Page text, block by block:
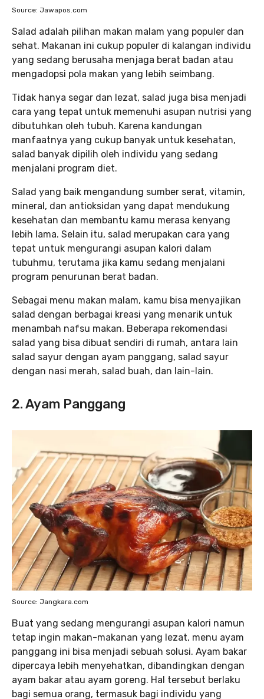
Source: Jawapos.com
Salad adalah pilihan makan malam yang populer dan
sehat. Makanan ini cukup populer di kalangan individu
yang sedang berusaha menjaga berat badan atau
mengadopsi pola makan yang lebih seimbang.
Tidak hanya segar dan lezat, salad juga bisa menjadi
cara yang tepat untuk memenuhi asupan nutrisi yang
dibutuhkan oleh tubuh. Karena kandungan
manfaatnya yang cukup banyak untuk kesehatan,
salad banyak dipilih oleh individu yang sedang
menjalani program diet.
Salad yang baik mengandung sumber serat, vitamin,
mineral, dan antioksidan yang dapat mendukung
kesehatan dan membantu kamu merasa kenyang
lebih lama. Selain itu, salad merupakan cara yang
tepat untuk mengurangi asupan kalori dalam
tubuhmu, terutama jika kamu sedang menjalani
program penurunan berat badan.
Sebagai menu makan malam, kamu bisa menyajikan
salad dengan berbagai kreasi yang menarik untuk
menambah nafsu makan. Beberapa rekomendasi
salad yang bisa dibuat sendiri di rumah, antara lain
salad sayur dengan ayam panggang, salad sayur
dengan nasi merah, salad buah, dan lain-lain.
2. Ayam Panggang
Source: Jangkara.com
Buat yang sedang mengurangi asupan kalori namun
tetap ingin makan-makanan yang lezat, menu ayam
panggang ini bisa menjadi sebuah solusi. Ayam bakar
dipercaya lebih menyehatkan, dibandingkan dengan
ayam bakar atau ayam goreng. Hal tersebut berlaku
bagi semua orang, termasuk bagi individu yang